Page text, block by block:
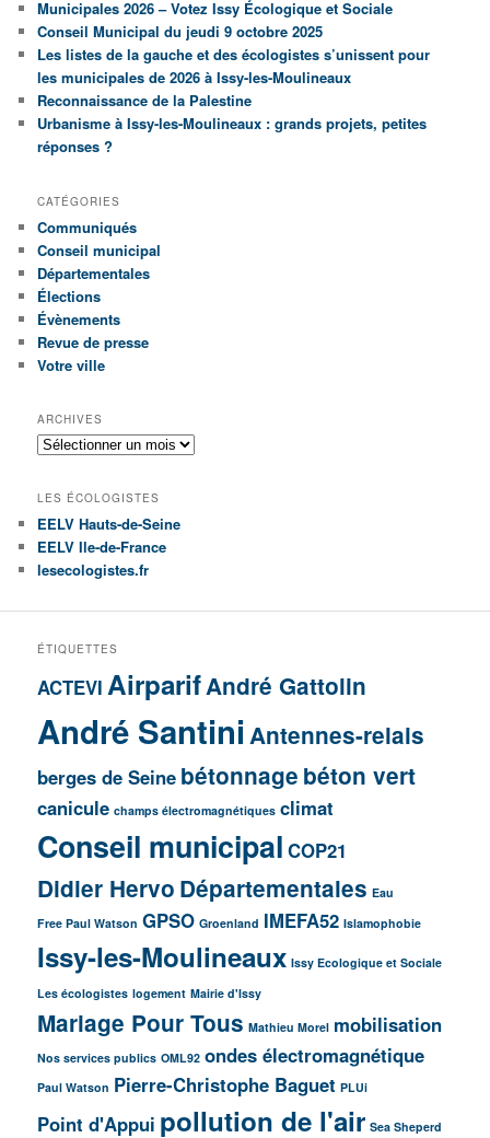
r
c
h
e
Municipales 2026 – Votez Issy Écologique et Sociale
Conseil Municipal du jeudi 9 octobre 2025
Les listes de la gauche et des écologistes s’unissent pour
les municipales de 2026 à Issy-les-Moulineaux
Reconnaissance de la Palestine
Urbanisme à Issy-les-Moulineaux : grands projets, petites
réponses ?
CATÉGORIES
Communiqués
Conseil municipal
Départementales
Élections
Évènements
Revue de presse
Votre ville
ARCHIVES
A
h
i
v
e
LES ÉCOLOGISTES
EELV Hauts-de-Seine
EELV Ile-de-France
lesecologistes.fr
ÉTIQUETTES
ACTEVI AirparifAndré Gattolin
André SantiniAntennes-relais
berges de Seine bétonnage béton vert
canicule champs électromagnétiques climat
Conseil municipal COP21
Didier Hervo Départementales Eau
Free Paul Watson GPSO Groenland IMEFA52 Islamophobie
Issy-les-Moulineaux Issy Ecologique et Sociale
Les écologistes logement Mairie d'Issy
Mariage Pour Tous Mathieu Morel mobilisation
Nos services publics OML92 ondes électromagnétique
Paul Watson Pierre-Christophe Baguet PLUi
Point d'Appui pollution de l'air Sea Sheperd